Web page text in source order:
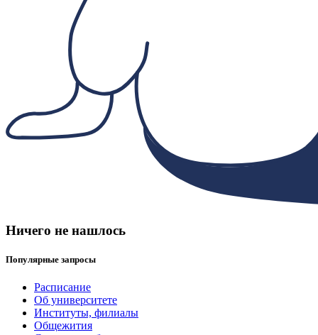
Ничего не нашлось
Популярные запросы
Расписание
Об университете
Институты, филиалы
Общежития